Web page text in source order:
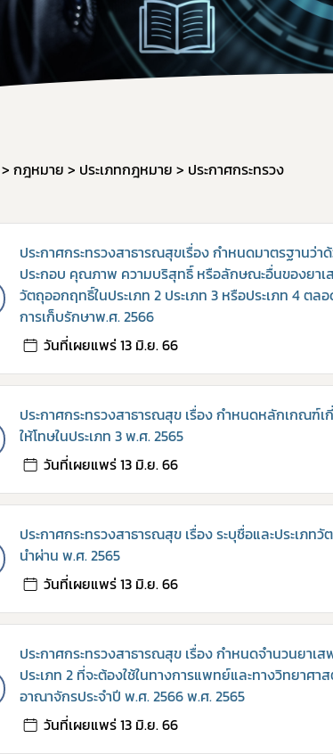
สำหรับเจ้าหน้าที่กองควบคุมวัตถุเส
จองห้องประชุม
กฎหมาย ประเภทกฎหมาย ประกาศกระทรวง
ประกาศกระทรวงสาธารณสุขเรื่อง กำหนดมาตรฐานว่
ประกอบ คุณภาพ ความบริสุทธิ์ หรือลักษณะอื่นของยาเ
วัตถุออกฤทธิ์ในประเภท 2 ประเภท 3 หรือประเภท 4 ตล
การเก็บรักษาพ.ศ. 2566
วันที่เผยแพร่ 13 มิ.ย. 66
ประกาศกระทรวงสาธารณสุข เรื่อง กำหนดหลักเกณฑ์
ให้โทษในประเภท 3 พ.ศ. 2565
วันที่เผยแพร่ 13 มิ.ย. 66
ประกาศกระทรวงสาธารณสุข เรื่อง ระบุชื่อและประเภท
นำผ่าน พ.ศ. 2565
วันที่เผยแพร่ 13 มิ.ย. 66
ประกาศกระทรวงสาธารณสุข เรื่อง กำหนดจำนวนยาเส
ประเภท 2 ที่จะต้องใช้ในทางการแพทย์และทางวิทยาศา
อาณาจักรประจำปี พ.ศ. 2566 พ.ศ. 2565
วันที่เผยแพร่ 13 มิ.ย. 66